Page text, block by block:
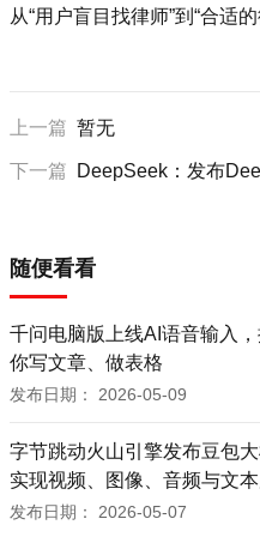
从“用户盲目找律师”到“合适
上一篇 暂无
下一篇 DeepSeek：发布
随便看看
千问电脑版上线AI语音输入
你写文章、做表格
发布日期： 2026-05-09
字节跳动火山引擎发布豆包
实现视频、图像、音频与文
发布日期： 2026-05-07